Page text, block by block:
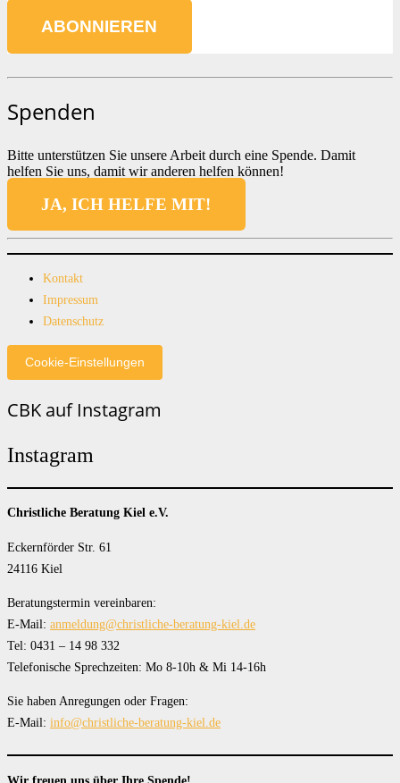
Spenden
Bitte unterstützen Sie unsere Arbeit durch eine Spende. Damit
helfen Sie uns, damit wir anderen helfen können!
JA, ICH HELFE MIT!
Kontakt
Impressum
Datenschutz
Cookie-Einstellungen
CBK auf Instagram
Instagram
Christliche Beratung Kiel e.V.
Eckernförder Str. 61
24116 Kiel
Beratungstermin vereinbaren:
E-Mail: anmeldung@christliche-beratung-kiel.de
Tel: 0431 – 14 98 332
Telefonische Sprechzeiten: Mo 8-10h & Mi 14-16h
Sie haben Anregungen oder Fragen:
E-Mail: info@christliche-beratung-kiel.de
Wir freuen uns über Ihre Spende!